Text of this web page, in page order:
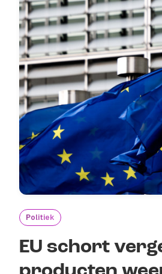
Politiek
EU schort